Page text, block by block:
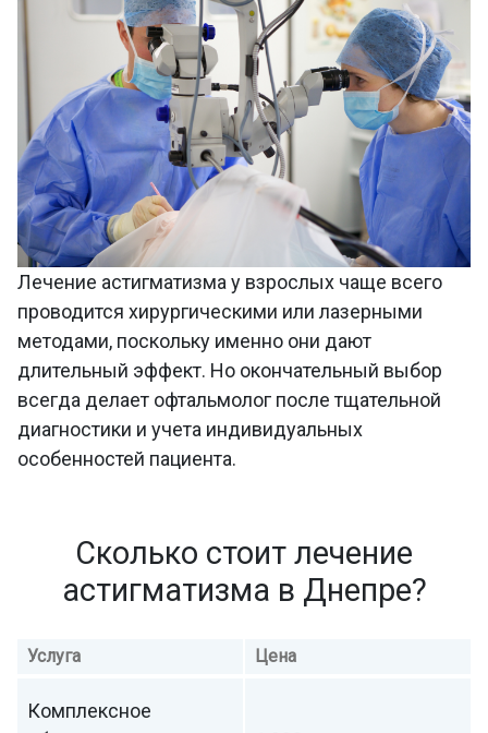
Лечение астигматизма у взрослых чаще всего
проводится хирургическими или лазерными
методами, поскольку именно они дают
длительный эффект. Но окончательный выбор
всегда делает офтальмолог после тщательной
диагностики и учета индивидуальных
особенностей пациента.
Сколько стоит лечение
астигматизма в Днепре?
Услуга Цена
Комплексное